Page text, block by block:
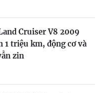
Cruiser V8 2009
1 triệu km, động cơ và
zin